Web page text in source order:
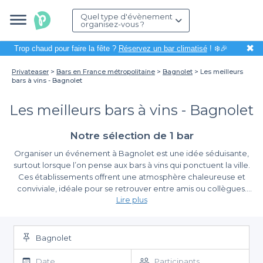
Quel type d'évènement
organisez-vous ?
Trop chaud pour faire la fête ? Réservez un bar climatisé! ❄️🎉 ✖
Privateaser Bars en France métropolitaine Bagnolet
Les meilleurs
bars à vins - Bagnolet
Les meilleurs bars à vins - Bagnolet
Notre sélection de 1 bar
Organiser un événement à Bagnolet est une idée séduisante,
surtout lorsque l’on pense aux bars à vins qui ponctuent la ville.
Ces établissements offrent une atmosphère chaleureuse et
conviviale, idéale pour se retrouver entre amis ou collègues.
Que ce soit pour un afterwork, une fête d’anniversaire ou une
succès de votre événement.
La simplicité de la réservation avec Privateaser
Avec Privateaser, la planification de votre soirée devient un jeu
Lire plus
Bagnolet